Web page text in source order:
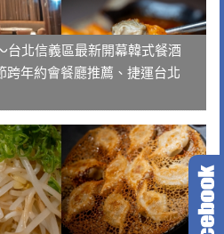
台北信義區最新開幕韓式餐酒
跨年約會餐廳推薦、捷運台北